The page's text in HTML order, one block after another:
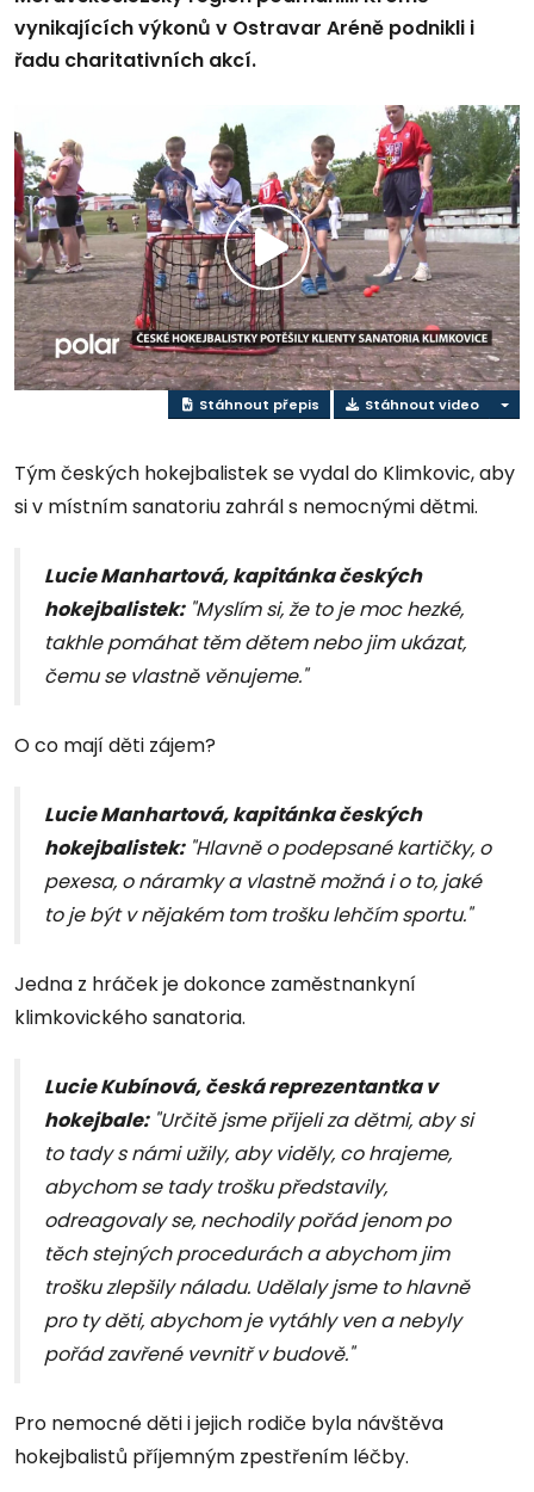
vynikajících výkonů v Ostravar Aréně podnikli i
řadu charitativních akcí.
Přehrát
video
Stáhnout přepis Stáhnout video
Tým českých hokejbalistek se vydal do Klimkovic, aby
si v místním sanatoriu zahrál s nemocnými dětmi.
Lucie Manhartová, kapitánka českých
hokejbalistek:"Myslím si, že to je moc hezké,
takhle pomáhat těm dětem nebo jim ukázat,
čemu se vlastně věnujeme."
O co mají děti zájem?
Lucie Manhartová, kapitánka českých
hokejbalistek:"Hlavně o podepsané kartičky, o
pexesa, o náramky a vlastně možná i o to, jaké
to je být v nějakém tom trošku lehčím sportu."
Jedna z hráček je dokonce zaměstnankyní
klimkovického sanatoria.
Lucie Kubínová, česká reprezentantka v
hokejbale:"Určitě jsme přijeli za dětmi, aby si
to tady s námi užily, aby viděly, co hrajeme,
abychom se tady trošku představily,
odreagovaly se, nechodily pořád jenom po
těch stejných procedurách a abychom jim
trošku zlepšily náladu. Udělaly jsme to hlavně
pro ty děti, abychom je vytáhly ven a nebyly
pořád zavřené vevnitř v budově."
Pro nemocné děti i jejich rodiče byla návštěva
hokejbalistů příjemným zpestřením léčby.